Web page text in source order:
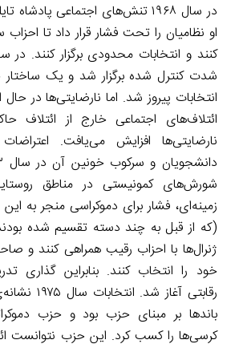
در سال ۱۹۶۸ تنش‌های اجتماعی
او نظامیان را تحت فشار قرار داد تا احزاب
شدت کنترل شده برگزار شد و یک ساختار
انتخابات پیروز شد. اما نارضایتی‌ها در
ائتلاف‌های اجتماعی خارج از ائتلاف
نارضایتی‌ها افزایش می‌یافت.
شورش‌های کمونیستی در مناطق
زمینه‌ای، فشار برای دموکراسی منجر به
(که از قبل به چند دسته تقسیم شده
ژنرال‌ها با احزاب رقیب همراهی کنند و
خود را انتخاب کنند. بنابراین گذاری
رقابتی آغاز
باندها بر مبنای حزب بود و حزب
کرسی‌ها را کسب کرد. این حزب نتوانست